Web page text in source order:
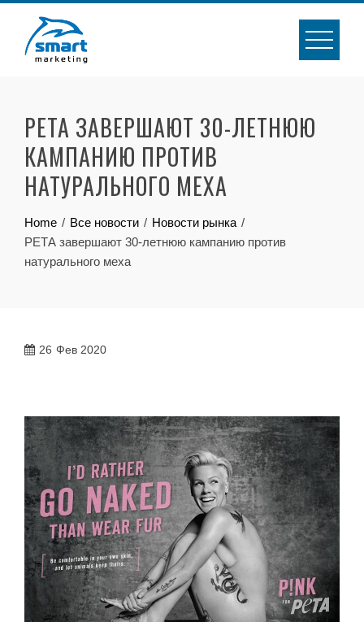
content
РЕТА ЗАВЕРШАЮТ 30-ЛЕТНЮЮ
КАМПАНИЮ ПРОТИВ
НАТУРАЛЬНОГО МЕХА
Home Все новости
Новости рынка
РЕТА завершают 30-летнюю кампанию против
натурального меха
26 Фев 2020